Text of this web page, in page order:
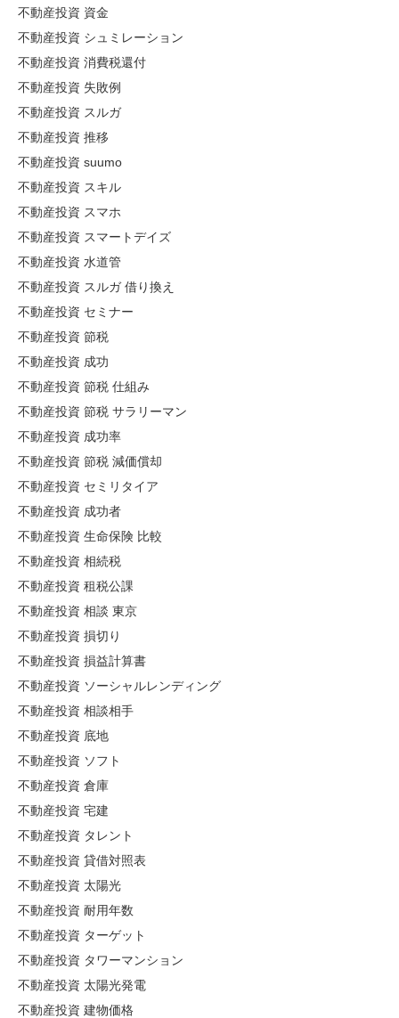
不動産投資 資金
不動産投資 シュミレーション
不動産投資 消費税還付
不動産投資 失敗例
不動産投資 スルガ
不動産投資 推移
不動産投資 suumo
不動産投資 スキル
不動産投資 スマホ
不動産投資 スマートデイズ
不動産投資 水道管
不動産投資 スルガ 借り換え
不動産投資 セミナー
不動産投資 節税
不動産投資 成功
不動産投資 節税 仕組み
不動産投資 節税 サラリーマン
不動産投資 成功率
不動産投資 節税 減価償却
不動産投資 セミリタイア
不動産投資 成功者
不動産投資 生命保険 比較
不動産投資 相続税
不動産投資 租税公課
不動産投資 相談 東京
不動産投資 損切り
不動産投資 損益計算書
不動産投資 ソーシャルレンディング
不動産投資 相談相手
不動産投資 底地
不動産投資 ソフト
不動産投資 倉庫
不動産投資 宅建
不動産投資 タレント
不動産投資 貸借対照表
不動産投資 太陽光
不動産投資 耐用年数
不動産投資 ターゲット
不動産投資 タワーマンション
不動産投資 太陽光発電
不動産投資 建物価格